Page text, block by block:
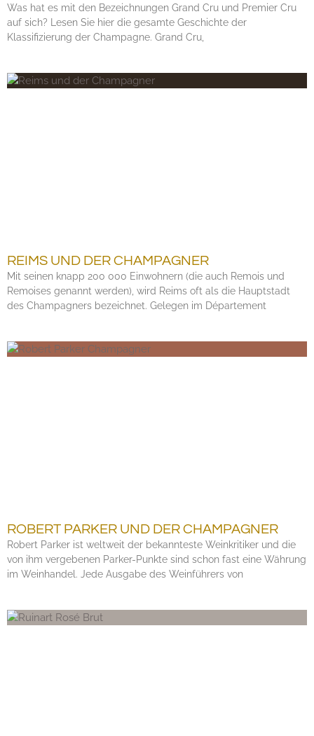
Was hat es mit den Bezeichnungen Grand Cru und Premier Cru
auf sich? Lesen Sie hier die gesamte Geschichte der
Klassifizierung der Champagne. Grand Cru,
REIMS UND DER CHAMPAGNER
Mit seinen knapp 200 000 Einwohnern (die auch Remois und
Remoises genannt werden), wird Reims oft als die Hauptstadt
des Champagners bezeichnet. Gelegen im Département
ROBERT PARKER UND DER CHAMPAGNER
Robert Parker ist weltweit der bekannteste Weinkritiker und die
von ihm vergebenen Parker-Punkte sind schon fast eine Währung
im Weinhandel. Jede Ausgabe des Weinführers von